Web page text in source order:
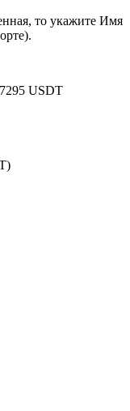
то укажите Имя
USDT